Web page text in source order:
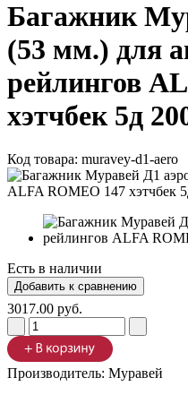
Багажник
(53 мм.) для
рейлингов
хэтчбек 5д
Код товара: muravey-d1-aero
Есть в наличии
3017.00 руб.
Производитель: Муравей